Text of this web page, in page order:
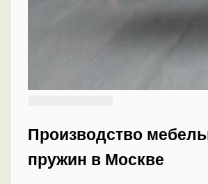
Производство
пружин в Москве